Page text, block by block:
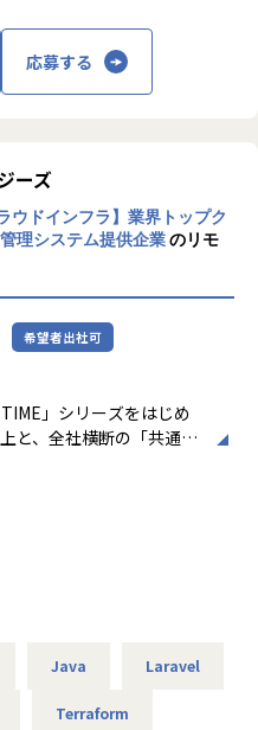
、お客様に合ったリソー
、一つの会社と複数部門
多くクライアントからも
一つです。将来的にはマ
創造する役割も期待しま
、スピード感・裁量権を
雰囲気に溢れています。
が気軽に相談したり、話
し高められる環境があ
です。
環境、福利厚生などを背
ーと協働した、プロダク
ーザーの行動ログ等のデ
体となり、企画から分析
トを育てていける環境で
きるため、技術選定や新
シップを持って向き合え
えながら開発に向き合え
応募する
ーズ
ウドインフラ】業界トップク
理システム提供企業のリモ
希望者出社可
」シリーズをはじめ
と、全社横断の「共通技
SREのプラクティスを浸
きます。
を俯瞰し、共通基盤とし
を用いた可観測性の構
Java Laravel
Terraform